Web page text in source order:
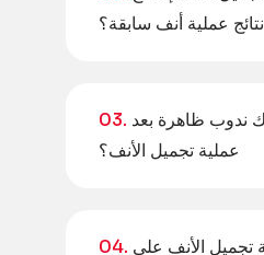
نتائج عملية أنف سابقة؟
03.
عملية تجميل الأنف؟
04.